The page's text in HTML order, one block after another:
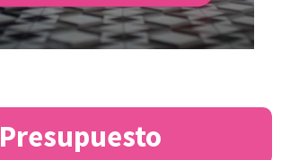
Presupuesto